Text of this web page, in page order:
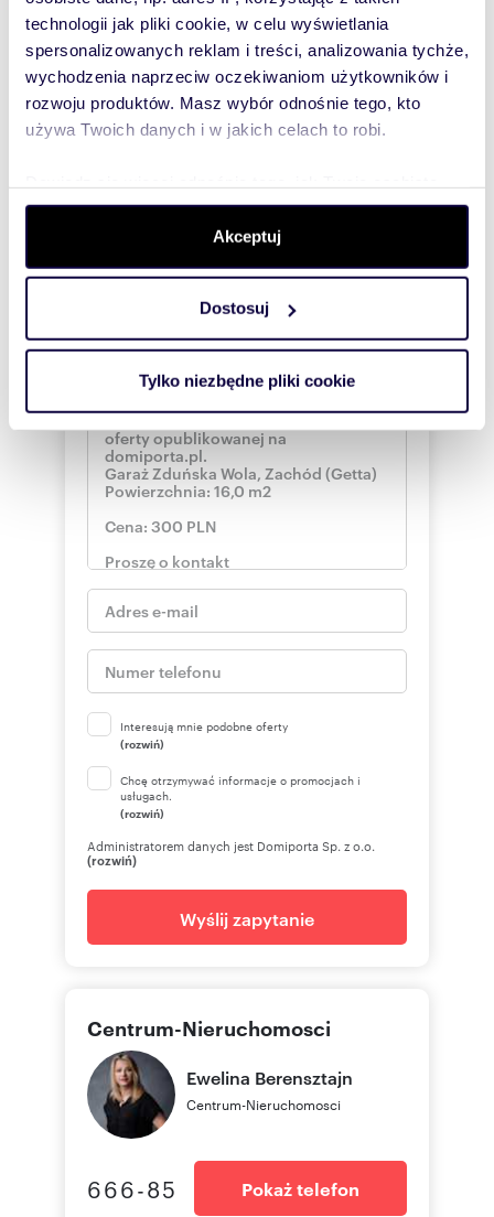
technologii jak pliki cookie, w celu wyświetlania
spersonalizowanych reklam i treści, analizowania tychże,
wychodzenia naprzeciw oczekiwaniom użytkowników i
rozwoju produktów. Masz wybór odnośnie tego, kto
używa Twoich danych i w jakich celach to robi.
dane są przetwarzane oraz ustaw własne preferencje w
. W Deklaracji plików cookie możesz
zmienić lub wycofać swoją zgodę w dowolnej chwili.
Wykorzystujemy pliki cookie do spersonalizowania treści
i reklam, aby oferować funkcje społecznościowe i
korzystasz z naszej witryny, udostępniamy partnerom
Partnerzy mogą połączyć te informacje z innymi danymi
otrzymanymi od Ciebie lub uzyskanymi podczas
korzystania z ich usług.
Akceptuj
Dostosuj
Tylko niezbędne pliki cookie
informacje o
promocjach i
usługach.
(rozwiń)
Administratorem danych
Wyślij zapytanie
Interesują mnie podobne oferty
(rozwiń)
Chcę otrzymywać informacje o promocjach i
usługach.
(rozwiń)
Administratorem danych jest Domiporta Sp. z o.o.
(rozwiń)
Wyślij zapytanie
Centrum-Nieruchomosci
Ewelina Berensztajn
Centrum-Nieruchomosci
666-85 Pokaż telefon